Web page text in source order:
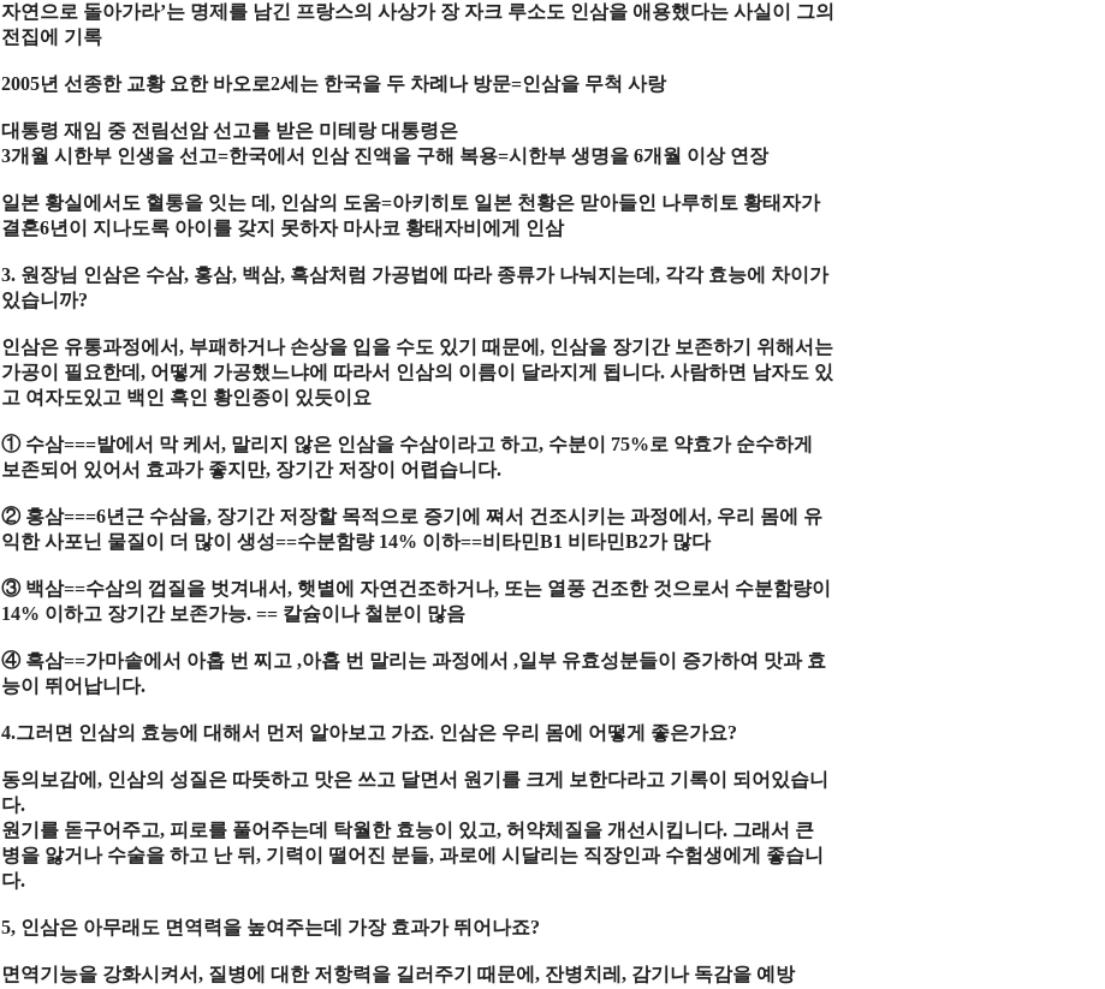
자연 으로 돌아가라’는 명제 를 남긴 프랑스의 사상가 장 자크 루소도 인삼을 애용했다는 사실 이 그의
전집에 기록
2005년 선종한 교황 요한 바오로2세 는 한국을 두 차례 나 방문=인삼을 무척 사랑
대통령 재임 중 전림선암 선고를 받은 미테랑 대통령은
3개월 시한부 인생을 선고=한국에서 인삼 진액을 구해 복용=시한부 생명을 6개월 이상 연장
일본 황실 에서도 혈통을 잇는 데 , 인삼의 도움=아키히토 일본 천황은 맏아들인 나루히토 황태자가
결혼6년 이 지나도록 아이 를 갖지 못하자 마사코 황태자비 에게 인삼
3. 원장님 인삼은 수삼, 홍삼, 백삼, 흑삼처럼 가공법에 따라 종류가 나눠지는데 , 각각 효능에 차이가
있습니까?
인삼은 유통과정에서, 부패하거나 손상을 입을 수도 있기 때문에 , 인삼을 장기간 보존하기 위해서는
가공이 필요한데 , 어떻게 가공했느냐에 따라서 인삼의 이름이 달라지게 됩니다. 사람하면 남자도 있
고 여자도있고 백인 흑인 황인종이 있듯이요
① 수삼===밭에서 막 케서, 말리 지 않은 인삼을 수삼이라고 하고, 수분이 75%로 약효가 순수하게
보존되어 있어서 효과가 좋지만, 장기 간 저장이 어렵습니다.
② 홍삼===6년근 수삼을, 장기 간 저장할 목적 으로 증기 에 쪄서 건조시키는 과정에서, 우리 몸에
유
익한사포닌 물질 이 더 많이 생성==수분함량 14% 이하==비타민B1 비타민B2가 많다
③ 백삼==수삼의 껍질 을 벗겨내서, 햇볕에 자연건조하거나, 또는 열풍 건조한 것으로서 수분함량이
14% 이하고 장기간 보존가능. == 칼슘이나 철분이 많음
④ 흑삼==가마솥에서 아홉 번 찌고 ,아홉 번 말리 는 과정에서 ,일부 유효성분들이 증가하여 맛과 효
능이 뛰어납니다.
4.그러면 인삼의 효능에 대해서 먼저 알아보고 가죠. 인삼은 우리 몸에 어떻게 좋은가요?
동의보감에 , 인삼의 성질 은 따뜻하고 맛은 쓰고 달면서 원기 를 크게 보한다라고 기록이 되어있습니
다.
원기 를 돋구어주고, 피로를 풀어주는데 탁월한 효능이 있고, 허약체질 을 개선시킵니다. 그래서 큰
병을 앓거나 수술을 하고 난 뒤 , 기력 이 떨어진 분들, 과로에 시달리는 직장인과 수험생에게 좋습니
다.
5, 인삼은 아무래도 면역력을 높여주는데 가장 효과가 뛰어나죠?
면역기능을 강화시켜서, 질병에 대한 저항력 을 길러주기 때문에 , 잔병치레 , 감기 나 독감을 예방